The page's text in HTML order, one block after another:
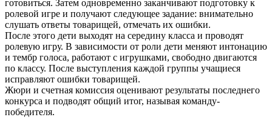
готовиться. Затем одновременно заканчивают подготовку к
ролевой игре и получают следующее задание: внимательно
слушать ответы товарищей, отмечать их ошибки.
После этого дети выходят на середину класса и проводят
ролевую игру. В зависимости от роли дети меняют интонацию
и тембр голоса, работают с игрушками, свободно двигаются
по классу. После выступления каждой группы учащиеся
исправляют ошибки товарищей.
Жюри и счетная комиссия оценивают результаты последнего
конкурса и подводят общий итог, называя команду-
победителя.